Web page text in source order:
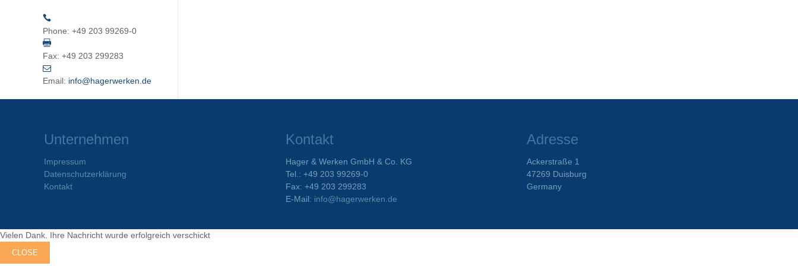
Phone: +49 203 99269-0
Fax: +49 203 299283
Email: info@hagerwerken.de
Unternehmen
Impressum
Datenschutzerklärung
Kontakt
Kontakt
Hager & Werken GmbH & Co. KG
Tel.: +49 203 99269-0
Fax: +49 203 299283
E-Mail: info@hagerwerken.de
Adresse
Ackerstraße 1
47269 Duisburg
Germany
Vielen Dank. Ihre Nachricht wurde erfolgreich verschickt
CLOSE